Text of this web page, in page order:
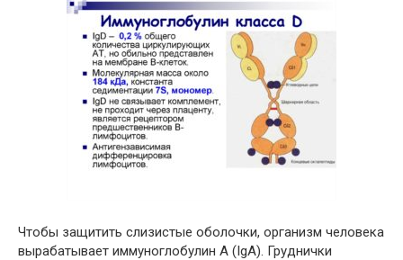
Чтобы защитить слизистые оболочки, организм человека
вырабатывает иммуноглобулин A (IgA). Груднички